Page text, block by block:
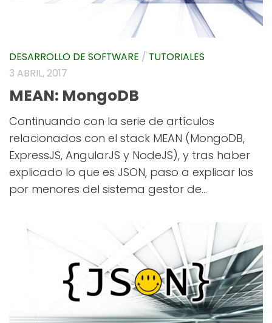
DESARROLLO DE SOFTWARE / TUTORIALES
3 ABRIL, 2017
MEAN: MongoDB
Continuando con la serie de artículos
relacionados con el stack MEAN (MongoDB,
ExpressJS, AngularJS y NodeJS), y tras haber
explicado lo que es JSON, paso a explicar los
por menores del sistema gestor de...